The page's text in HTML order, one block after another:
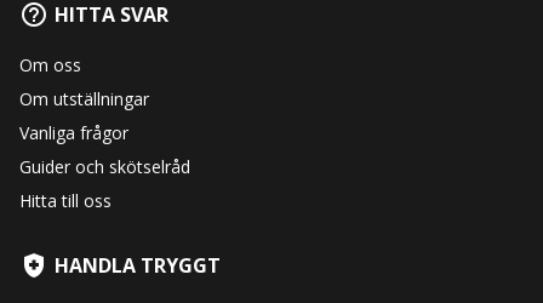
HITTA SVAR
Om oss
Om utställningar
Vanliga frågor
Guider och skötselråd
Hitta till oss
HANDLA TRYGGT